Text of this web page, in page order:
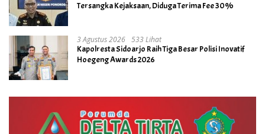
Tersangka Kejaksaan, Diduga Terima Fee 30%
3 Agustus 2026 533 Lihat
Kapolresta Sidoarjo Raih Tiga Besar Polisi Inovatif
Hoegeng Awards 2026